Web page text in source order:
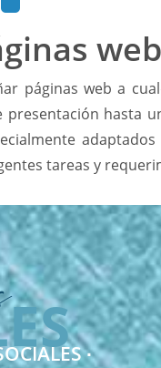
web
páginas web a
presentación hasta
tareas y
∙